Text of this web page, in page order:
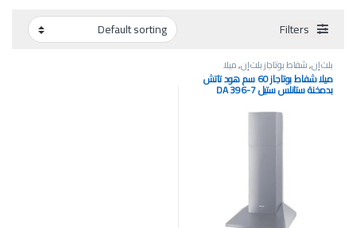
Filters
بلت إن,شفاط بوتاجاز بلت إن,ميلا
ميلا شفاط بوتاجاز 60 سم هود تاتش
بدمخنة ستانلس ستيل DA 396-7